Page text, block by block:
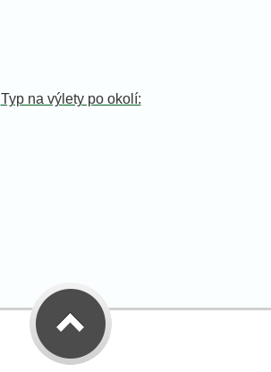
Typ na výlety po okolí: